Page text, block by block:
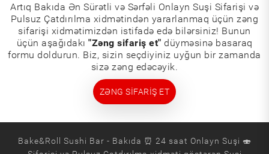
Artıq Bakıda Ən Sürətli və Sərfəli Onlayn Suşi Sifarişi və
Pulsuz Çatdırılma xidmətindən yararlanmaq üçün zəng
sifarişi xidmətimizdən istifadə edə bilərsiniz! Bunun
üçün aşağıdakı "Zəng sifariş et" düyməsinə basaraq
formu doldurun. Biz, sizin seçdiyiniz uyğun bir zamanda
sizə zəng edəcəyik.
ZƏNG SIFARIŞ ET
Bake&Roll Sushi Bar - Bakıda ⏰ 24 saat Onlayn Suşi 🍣